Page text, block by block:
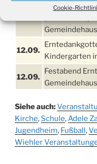
Cookie-
Disco für
12.09.
Kindergarten
12.09.
Festabend
13.09.
Stadtteilhaus
19.09.
Siehe auch:
Kirche, Schule, Adele
Jugendheim, Fußball,
Wiehler